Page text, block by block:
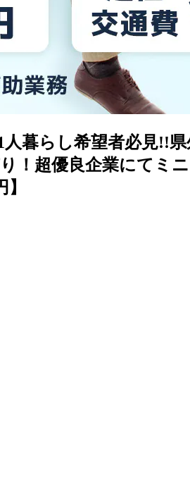
暮らし希望者必見!!
！超優良企業にてミ